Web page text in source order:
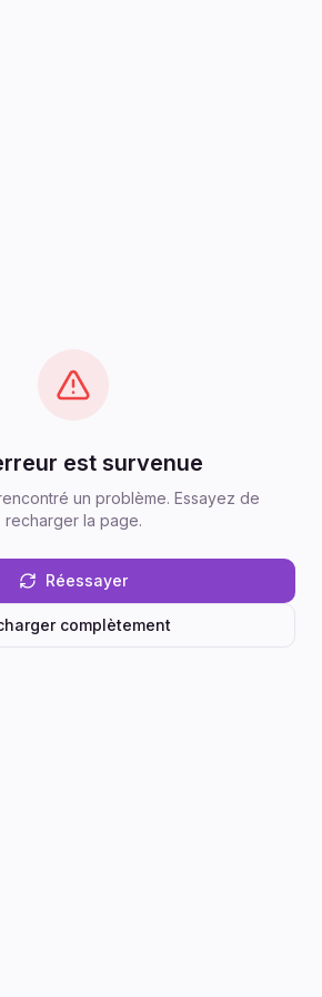
est survenue
un problème. Essayez de
recharger la page.
Réessayer
complètement